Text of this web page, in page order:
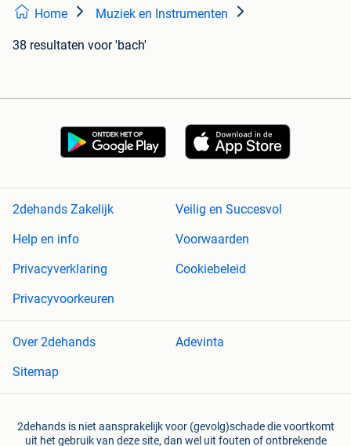
Home Muziek en Instrumenten
38 resultaten voor 'bach'
2dehands Zakelijk
Veilig en Succesvol
Help en info
Voorwaarden
Privacyverklaring
Cookiebeleid
Privacyvoorkeuren
Over 2dehands
Adevinta
Sitemap
2dehands is niet aansprakelijk voor (gevolg)schade die voortkomt
uit het gebruik van deze site, dan wel uit fouten of ontbrekende